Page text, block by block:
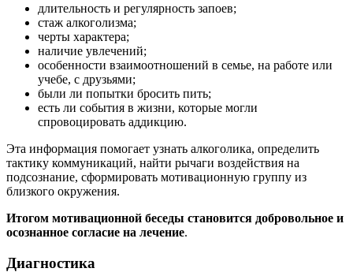
длительность и регулярность запоев;
стаж алкоголизма;
черты характера;
наличие увлечений;
особенности взаимоотношений в семье, на работе или
учебе, с друзьями;
были ли попытки бросить пить;
есть ли события в жизни, которые могли
спровоцировать аддикцию.
Эта информация помогает узнать алкоголика, определить
тактику коммуникаций, найти рычаги воздействия на
подсознание, сформировать мотивационную группу из
близкого окружения.
Итогом мотивационной беседы становится добровольное и
осознанное согласие на лечение.
Диагностика